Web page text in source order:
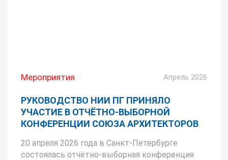
Мероприятия Апрель 2026
РУКОВОДСТВО НИИ ПГ ПРИНЯЛО
УЧАСТИЕ В ОТЧЁТНО-ВЫБОРНОЙ
КОНФЕРЕНЦИИ СОЮЗА АРХИТЕКТОРОВ
20 апреля 2026 года в Санкт-Петербурге
состоялась отчётно-выборная конференция